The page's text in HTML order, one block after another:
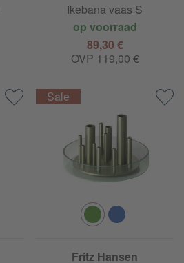
Ikebana vaas S
op voorraad
89,30 €
OVP 119,00 €
Fritz Hansen